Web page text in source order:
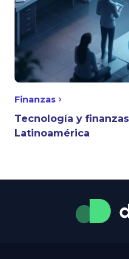
Finanzas
Tecnología y
Latinoamérica